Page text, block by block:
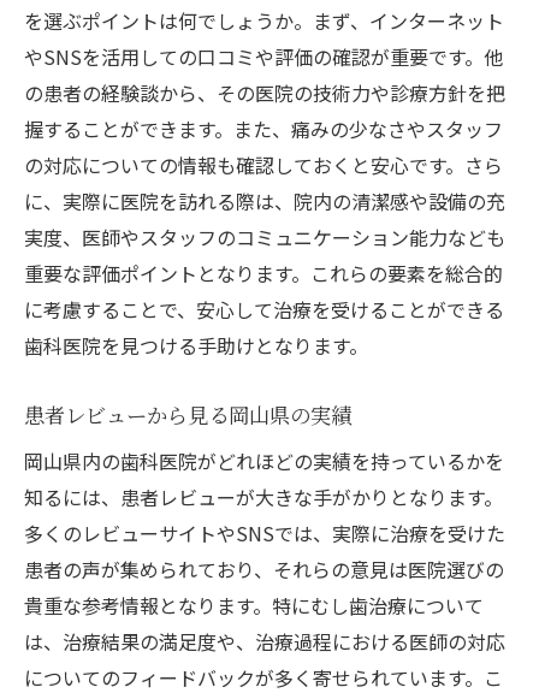
を選ぶポイントは何でしょうか。まず、インターネット
やSNSを活用しての口コミや評価の確認が重要です。他
の患者の経験談から、その医院の技術力や診療方針を把
握することができます。また、痛みの少なさやスタッフ
の対応についての情報も確認しておくと安心です。さら
に、実際に医院を訪れる際は、院内の清潔感や設備の充
実度、医師やスタッフのコミュニケーション能力なども
重要な評価ポイントとなります。これらの要素を総合的
に考慮することで、安心して治療を受けることができる
歯科医院を見つける手助けとなります。
患者レビューから見る岡山県の実績
岡山県内の歯科医院がどれほどの実績を持っているかを
知るには、患者レビューが大きな手がかりとなります。
多くのレビューサイトやSNSでは、実際に治療を受けた
患者の声が集められており、それらの意見は医院選びの
貴重な参考情報となります。特にむし歯治療について
は、治療結果の満足度や、治療過程における医師の対応
についてのフィードバックが多く寄せられています。こ